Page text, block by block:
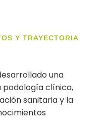
Y TRAYECTORIA
una
clínica,
sanitaria y la